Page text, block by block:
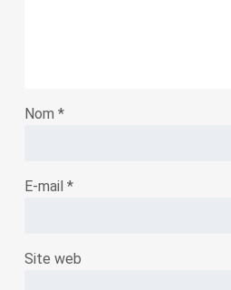
Nom *
E-mail *
Site web